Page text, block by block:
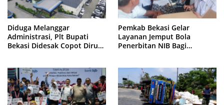
Diduga Melanggar
Administrasi, Plt Bupati
Bekasi Didesak Copot Dirum
Pemkab Bekasi Gelar
Layanan Jemput Bola
Penerbitan NIB Bagi